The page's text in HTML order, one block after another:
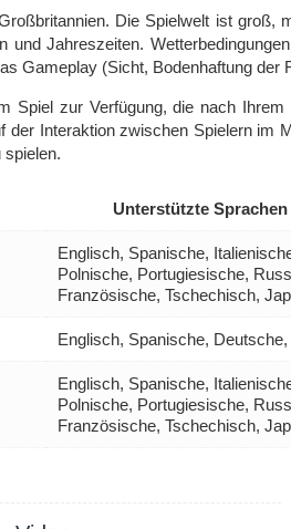
Die Spielwelt ist groß,
und Jahreszeiten.
Gameplay (Sicht, Bodenhaftung der
Spiel zur Verfügung, die nach
der Interaktion zwischen Spielern im
spielen.
Unterstützte Sprachen
Englisch, Spanische,
Polnische, Portugiesische,
Französische, Tschechisch,
Englisch, Spanische,
Englisch, Spanische,
Polnische, Portugiesische,
Französische, Tschechisch,